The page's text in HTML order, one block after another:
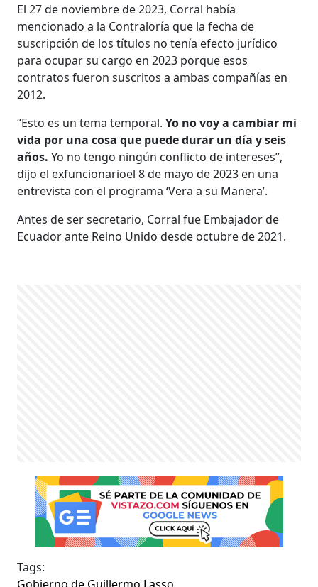
El 27 de noviembre de 2023, Corral había
mencionado a la Contraloría que la fecha de
suscripción de los títulos no tenía efecto jurídico
para ocupar su cargo en 2023 porque esos
contratos fueron suscritos a ambas compañías en
2012.
“Esto es un tema temporal.Yo no voy a cambiar mi
vida por una cosa que puede durar un día y seis
años.Yo no tengo ningún conflicto de intereses”,
dijo el exfuncionarioel 8 de mayo de 2023 en una
entrevista con el programa ‘Vera a su Manera’.
Antes de ser secretario, Corral fue Embajador de
Ecuador ante Reino Unido desde octubre de 2021.
Tags: